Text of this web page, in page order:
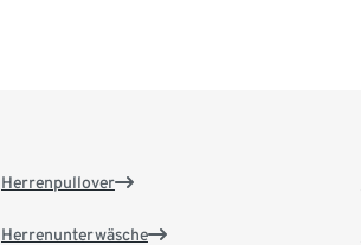
Herrenpullover
Herrenunterwäsche